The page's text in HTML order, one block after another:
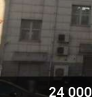
24 000